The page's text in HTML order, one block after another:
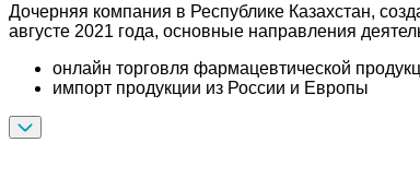
Дочерняя компания в Республике Казахстан,
августе 2021 года, основные направления
онлайн торговля фармацевтической
импорт продукции из России и Европы